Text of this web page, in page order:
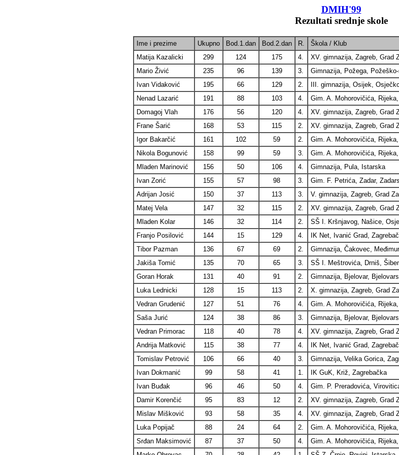
DMIH'99
Rezultati srednje skole
Ime i prezime Ukupno Bod.1.dan Bod.2.dan R. Škola / Klub
Matija Kazalicki
299 124 175 4. XV. gimnazija, Zagreb, Grad
Mario Živić
235 96 139 3. Gimnazija, Požega,
Ivan Vidaković
195 66 129 2. III. gimnazija, Osijek,
Nenad Lazarić
191 88 103 4. Gim. A. Mohorovičića,
Domagoj Vlah
176 56 120 4. XV. gimnazija, Zagreb, Grad
Frane Šarić
168 53 115 2. XV. gimnazija, Zagreb, Grad
Igor Bakarčić
161 102 59 2. Gim. A. Mohorovičića,
Nikola Bogunović
158 99 59 3. Gim. A. Mohorovičića,
Mladen Marinović
156 50 106 4. Gimnazija, Pula, Istarska
Ivan Zorić
155 57 98 3. Gim. F. Petrića, Zadar,
Adrijan Josić
150 37 113 3. V. gimnazija, Zagreb, Grad
Matej Vela
147 32 115 2. XV. gimnazija, Zagreb, Grad
Mladen Kolar
146 32 114 2. SŠ I. Kršnjavog, Našice,
Franjo Posilović
144 15 129 4. IK Net, Ivanić Grad,
Tibor Pazman
136 67 69 2. Gimnazija, Čakovec,
Jakiša Tomić
135 70 65 3. SŠ I. Meštrovića, Drniš,
Goran Horak
131 40 91 2. Gimnazija, Bjelovar,
Luka Lednicki
128 15 113 2. X. gimnazija, Zagreb, Grad
Vedran Grudenić
127 51 76 4. Gim. A. Mohorovičića,
Saša Jurić
124 38 86 3. Gimnazija, Bjelovar,
Vedran Primorac
118 40 78 4. XV. gimnazija, Zagreb, Grad
Andrija Matković
115 38 77 4. IK Net, Ivanić Grad,
Tomislav Petrović
106 66 40 3. Gimnazija, Velika Gorica,
Ivan Dokmanić
99 58 41 1. IK GuK, Križ, Zagrebačka
Ivan Buđak
96 46 50 4. Gim. P. Preradovića,
Damir Korenčić
95 83 12 2. XV. gimnazija, Zagreb, Grad
Mislav Mišković
93 58 35 4. XV. gimnazija, Zagreb, Grad
Luka Popijač
88 24 64 2. Gim. A. Mohorovičića,
Srđan Maksimović
87 37 50 4. Gim. A. Mohorovičića,